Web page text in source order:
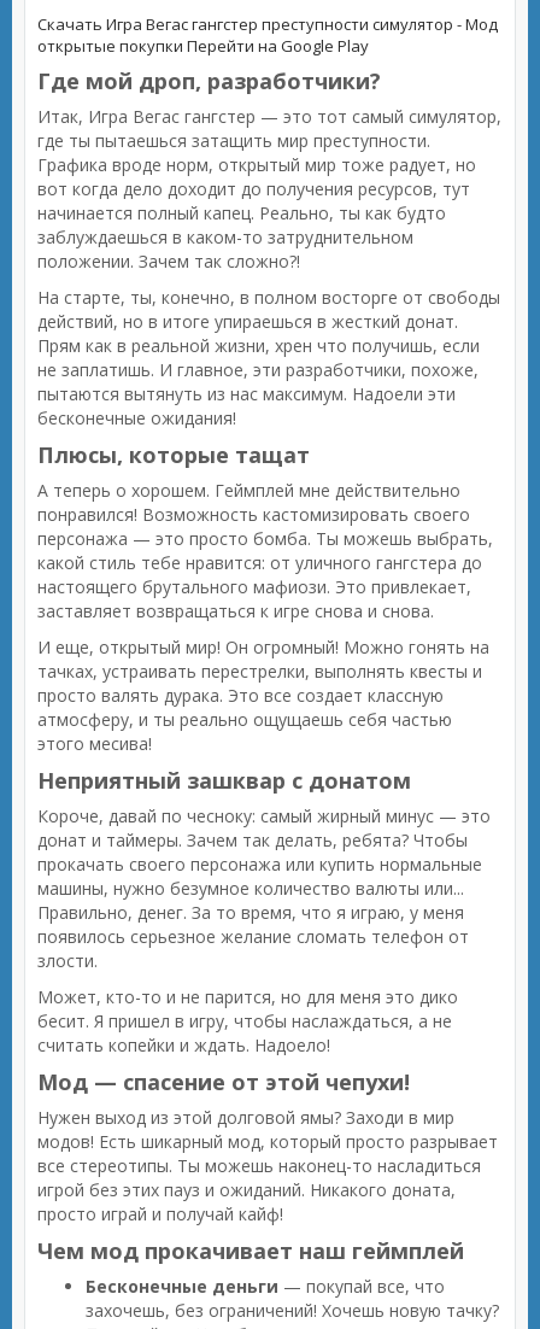
Скачать Игра Вегас гангстер преступности симулятор - Мод
открытые покупки Перейти на Google Play
Где мой дроп, разработчики?
Итак, Игра Вегас гангстер — это тот самый симулятор,
где ты пытаешься затащить мир преступности.
Графика вроде норм, открытый мир тоже радует, но
вот когда дело доходит до получения ресурсов, тут
начинается полный капец. Реально, ты как будто
заблуждаешься в каком-то затруднительном
положении. Зачем так сложно?!
На старте, ты, конечно, в полном восторге от свободы
действий, но в итоге упираешься в жесткий донат.
Прям как в реальной жизни, хрен что получишь, если
не заплатишь. И главное, эти разработчики, похоже,
пытаются вытянуть из нас максимум. Надоели эти
бесконечные ожидания!
Плюсы, которые тащат
А теперь о хорошем. Геймплей мне действительно
понравился! Возможность кастомизировать своего
персонажа — это просто бомба. Ты можешь выбрать,
какой стиль тебе нравится: от уличного гангстера до
настоящего брутального мафиози. Это привлекает,
заставляет возвращаться к игре снова и снова.
И еще, открытый мир! Он огромный! Можно гонять на
тачках, устраивать перестрелки, выполнять квесты и
просто валять дурака. Это все создает классную
атмосферу, и ты реально ощущаешь себя частью
этого месива!
Неприятный зашквар с донатом
Короче, давай по чесноку: самый жирный минус — это
донат и таймеры. Зачем так делать, ребята? Чтобы
прокачать своего персонажа или купить нормальные
машины, нужно безумное количество валюты или...
Правильно, денег. За то время, что я играю, у меня
появилось серьезное желание сломать телефон от
злости.
Может, кто-то и не парится, но для меня это дико
бесит. Я пришел в игру, чтобы наслаждаться, а не
считать копейки и ждать. Надоело!
Мод — спасение от этой чепухи!
Нужен выход из этой долговой ямы? Заходи в мир
модов! Есть шикарный мод, который просто разрывает
все стереотипы. Ты можешь наконец-то насладиться
игрой без этих пауз и ожиданий. Никакого доната,
просто играй и получай кайф!
Чем мод прокачивает наш геймплей
Бесконечные деньги — покупай все, что
захочешь, без ограничений! Хочешь новую тачку?